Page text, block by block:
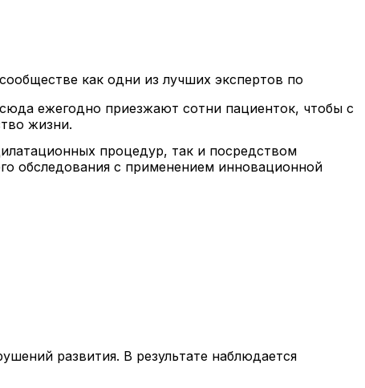
как одни из лучших экспертов по
ежегодно приезжают сотни пациенток, чтобы с
жизни.
процедур, так и посредством
обследования с применением инновационной
развития. В результате наблюдается